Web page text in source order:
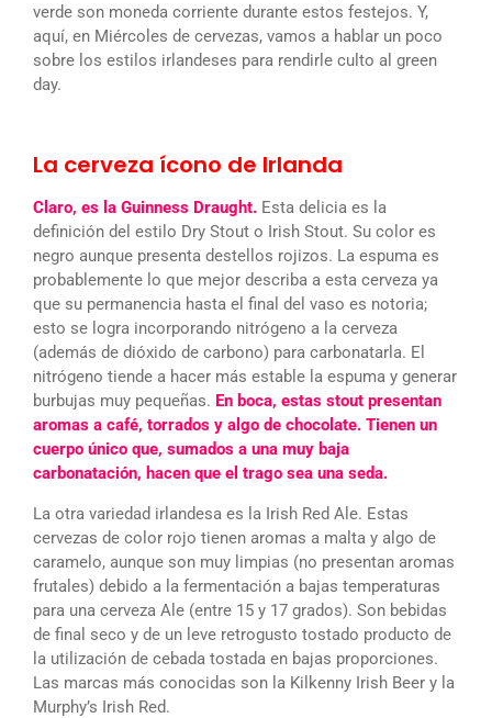
verde son moneda corriente durante estos festejos. Y,
aquí, en Miércoles de cervezas, vamos a hablar un poco
sobre los estilos irlandeses para rendirle culto al green
day.
La cerveza ícono de Irlanda
Claro, es la Guinness Draught. Esta delicia es la
definición del estilo Dry Stout o Irish Stout. Su color es
negro aunque presenta destellos rojizos. La espuma es
probablemente lo que mejor describa a esta cerveza ya
que su permanencia hasta el final del vaso es notoria;
esto se logra incorporando nitrógeno a la cerveza
(además de dióxido de carbono) para carbonatarla. El
nitrógeno tiende a hacer más estable la espuma y generar
burbujas muy pequeñas. En boca, estas stout presentan
aromas a café, torrados y algo de chocolate. Tienen un
cuerpo único que, sumados a una muy baja
carbonatación, hacen que el trago sea una seda.
La otra variedad irlandesa es la Irish Red Ale. Estas
cervezas de color rojo tienen aromas a malta y algo de
caramelo, aunque son muy limpias (no presentan aromas
frutales) debido a la fermentación a bajas temperaturas
para una cerveza Ale (entre 15 y 17 grados). Son bebidas
de final seco y de un leve retrogusto tostado producto de
la utilización de cebada tostada en bajas proporciones.
Las marcas más conocidas son la Kilkenny Irish Beer y la
Murphy’s Irish Red.